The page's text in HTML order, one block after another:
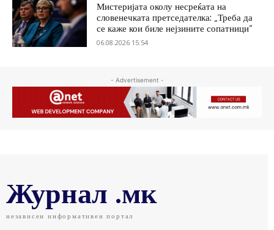
Мистеријата околу несреќата на
словенечката претседателка: „Треба да
се каже кои биле нејзините сопатници“
06.08.2026 15:54
- Advertisement -
Журнал .мк
независен информативен портал